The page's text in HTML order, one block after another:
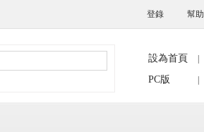
幫助
登錄
設為首頁
PC版